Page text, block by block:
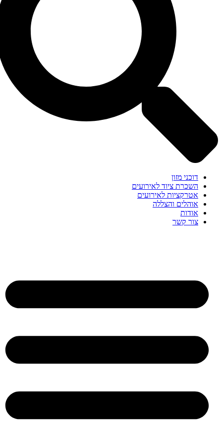
דוכני מזון
השכרת ציוד לאירועים
אטרקציות לאירועים
אוהלים והצללה
אודות
צור קשר